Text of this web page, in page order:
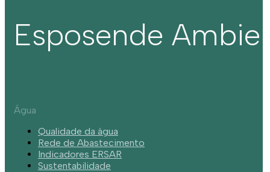
Esposende
Água
Qualidade da água
Rede de Abastecimento
Indicadores ERSAR
Sustentabilidade